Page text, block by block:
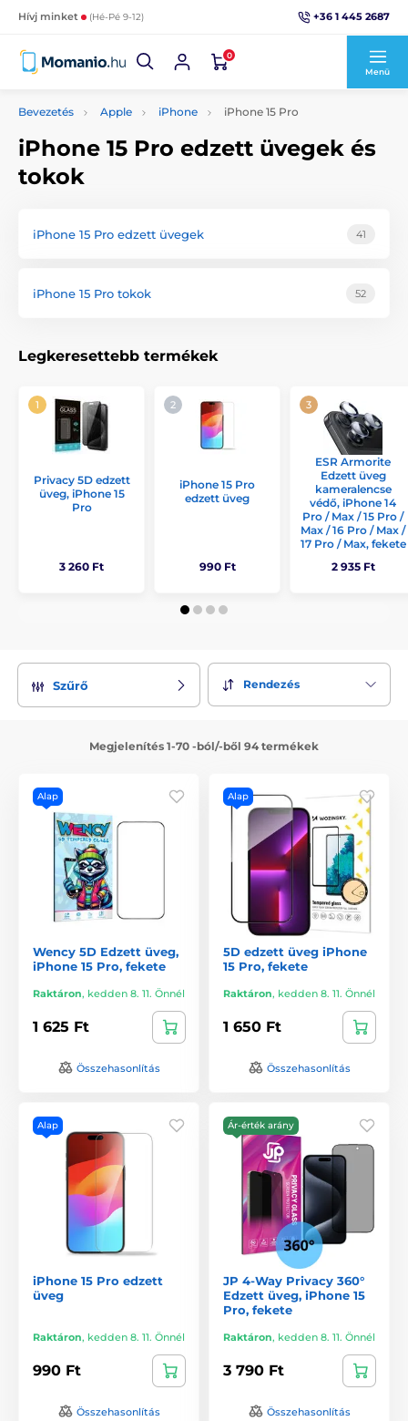
Hívj minket (Hé-Pé 9-12) +36 1 445 2687
0
Menü
Bevezetés Apple iPhone iPhone 15 Pro
iPhone 15 Pro edzett üvegek és
tokok
iPhone 15 Pro edzett üvegek 41
iPhone 15 Pro tokok 52
Legkeresettebb termékek
Privacy 5D edzett
üveg, iPhone 15
Pro
3 260 Ft
iPhone 15 Pro
edzett üveg
990 Ft
ESR Armorite
Edzett üveg
kameralencse
védő, iPhone 14
Pro / Max / 15 Pro /
Max / 16 Pro / Max /
17 Pro / Max, fekete
2 935 Ft
Szűrő Rendezés
Megjelenítés 1-70 -ból/-ből 94 termékek
Alap
Wency 5D Edzett üveg,
iPhone 15 Pro, fekete
Raktáron, kedden 8. 11. Önnél
1 625 Ft
Összehasonlítás
Alap
5D edzett üveg iPhone
15 Pro, fekete
Raktáron, kedden 8. 11. Önnél
1 650 Ft
Összehasonlítás
Alap
iPhone 15 Pro edzett
üveg
Raktáron, kedden 8. 11. Önnél
990 Ft
Összehasonlítás
Ár-érték arány
JP 4-Way Privacy 360°
Edzett üveg, iPhone 15
Pro, fekete
Raktáron, kedden 8. 11. Önnél
3 790 Ft
Összehasonlítás